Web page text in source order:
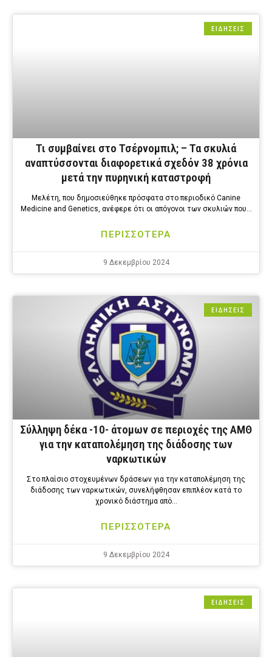
ΕΙΔΗΣΕΙΣ
Τι συμβαίνει στο Τσέρνομπιλ; – Τα σκυλιά
αναπτύσσονται διαφορετικά σχεδόν 38 χρόνια
μετά την πυρηνική καταστροφή
Μελέτη, που δημοσιεύθηκε πρόσφατα στο περιοδικό Canine
Medicine and Genetics, ανέφερε ότι οι απόγονοι των σκυλιών που…
ΠΕΡΙΣΣΟΤΕΡΑ
9 Δεκεμβρίου 2024
ΕΙΔΗΣΕΙΣ
Σύλληψη δέκα -10- άτομων σε περιοχές της ΑΜΘ
για την καταπολέμηση της διάδοσης των
ναρκωτικών
Στο πλαίσιο στοχευμένων δράσεων για την καταπολέμηση της
διάδοσης των ναρκωτικών, συνελήφθησαν επιπλέον κατά το
χρονικό διάστημα από…
ΠΕΡΙΣΣΟΤΕΡΑ
9 Δεκεμβρίου 2024
ΕΙΔΗΣΕΙΣ